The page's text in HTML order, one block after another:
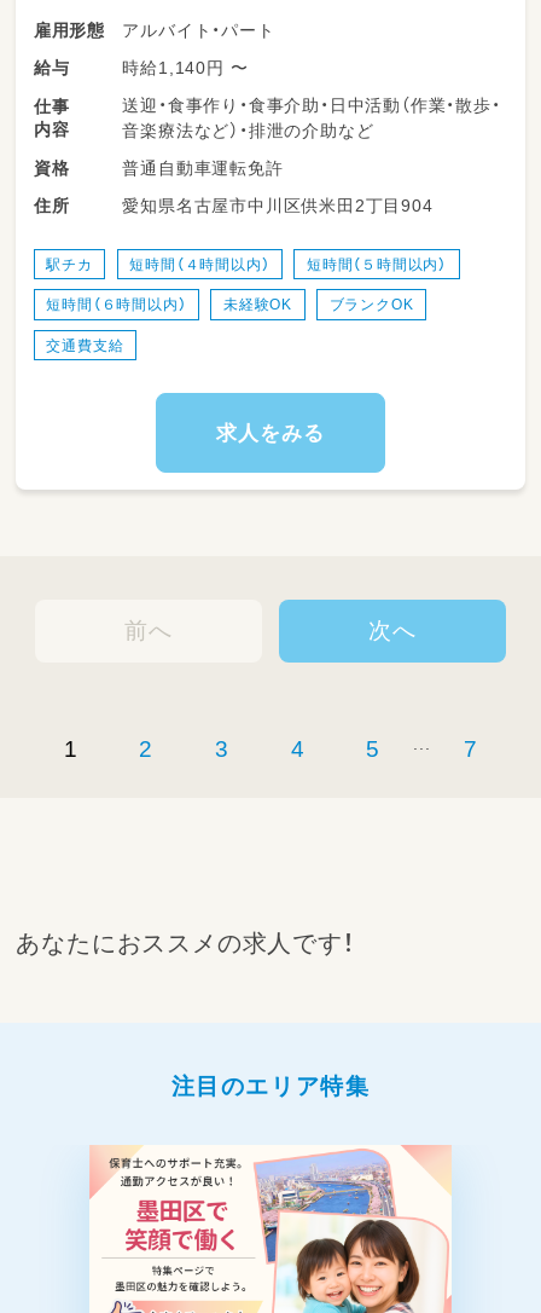
雇用形態
アルバイト・パート
給与
時給1,140円 〜
仕事
内容
送迎・食事作り・食事介助・日中活動（作業・散歩・
音楽療法など）・排泄の介助など
資格
普通自動車運転免許
住所
愛知県名古屋市中川区供米田2丁目904
駅チカ 短時間（４時間以内） 短時間（５時間以内）
短時間（６時間以内） 未経験OK ブランクOK
交通費支給
求人をみる
前へ
1 2 3 4 5 7
次へ
あなたにおススメの求人です！
注目のエリア特集